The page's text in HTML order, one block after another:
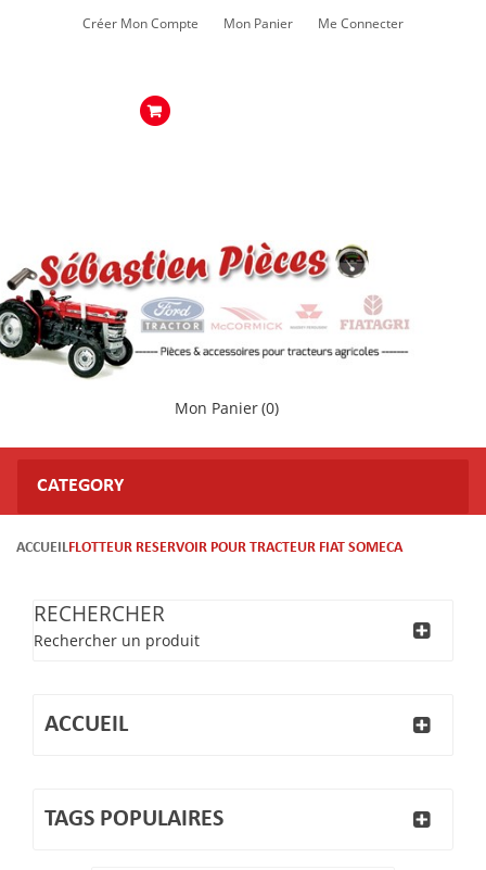
Créer Mon Compte Mon Panier Me Connecter
Mon Panier(0)
CATEGORY
ACCUEILFLOTTEUR RESERVOIR POUR TRACTEUR FIAT SOMECA
RECHERCHER
Rechercher un produit
ACCUEIL
TAGS POPULAIRES